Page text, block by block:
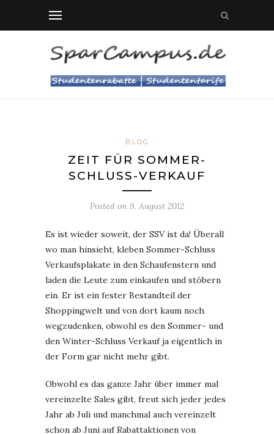
BLOG
ZEIT FÜR SOMMER-
SCHLUSS-VERKAUF
Posted on 9. August 2012
Es ist wieder soweit, der SSV ist da! Überall
wo man hinsieht, kleben Sommer-Schluss
Verkaufsplakate in den Schaufenstern und
laden die Leute zum einkaufen und stöbern
ein. Er ist ein fester Bestandteil der
Shoppingwelt und von dort kaum noch
wegzudenken, obwohl es den Sommer- und
den Winter-Schluss Verkauf ja eigentlich in
der Form gar nicht mehr gibt.
Obwohl es das ganze Jahr über immer mal
vereinzelte Sales gibt, freut sich jeder jedes
Jahr ab Juli und manchmal auch vereinzelt
schon ab Juni auf Rabattaktionen von